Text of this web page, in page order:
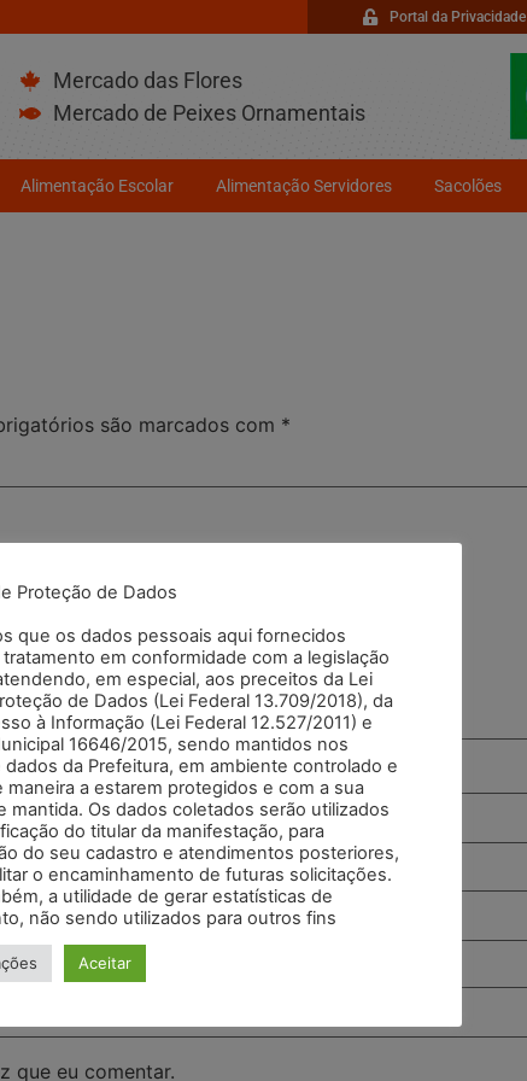
Portal da Privacidade
Mercado das Flores
Mercado de Peixes Ornamentais
Alimentação Escolar Alimentação Servidores Sacolões
são marcados com *
que eu comentar.
Proteção de Dados
que os dados pessoais aqui fornecidos
em conformidade com a legislação
em especial, aos preceitos da Lei
de Dados (Lei Federal 13.709/2018), da
à Informação (Lei Federal 12.527/2011) e
16646/2015, sendo mantidos nos
dados da Prefeitura, em ambiente controlado e
maneira a estarem protegidos e com a sua
mantida. Os dados coletados serão utilizados
do titular da manifestação, para
do seu cadastro e atendimentos posteriores,
o encaminhamento de futuras solicitações.
a utilidade de gerar estatísticas de
não sendo utilizados para outros fins
Aceitar